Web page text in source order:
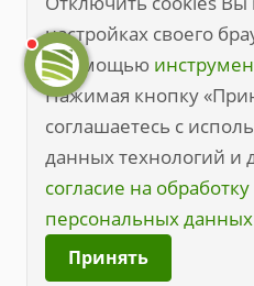
настройках своего
с помощью
Нажимая кнопку
соглашаетесь с
данных технологий и
согласие на обработку
персональных данных
Принять
kem@medline.pro
650000, г. Кемерово, ул.